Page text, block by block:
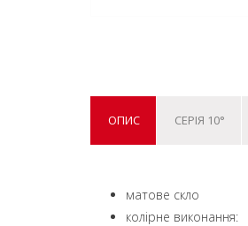
ОПИС СЕРІЯ 10°
матове скло
колірне виконання: